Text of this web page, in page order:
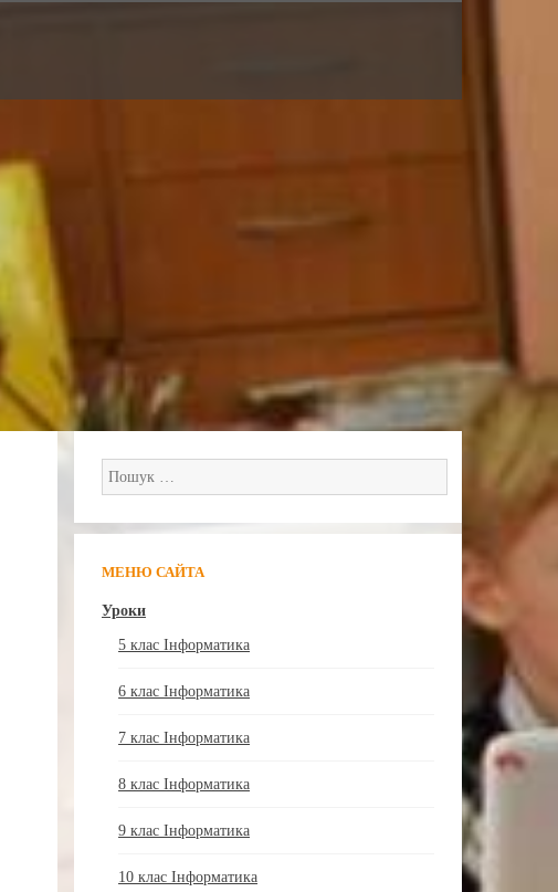
Пошук:
МЕНЮ САЙТА
Уроки
5 клас Інформатика
6 клас Інформатика
7 клас Інформатика
8 клас Інформатика
9 клас Інформатика
10 клас Інформатика